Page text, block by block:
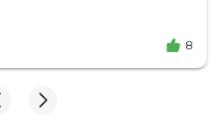
все вопросы есть ответы.
удобное время! Никаких
удовольствие от
это я понимаю - ЛИЦО
радиаторы будут греть
8